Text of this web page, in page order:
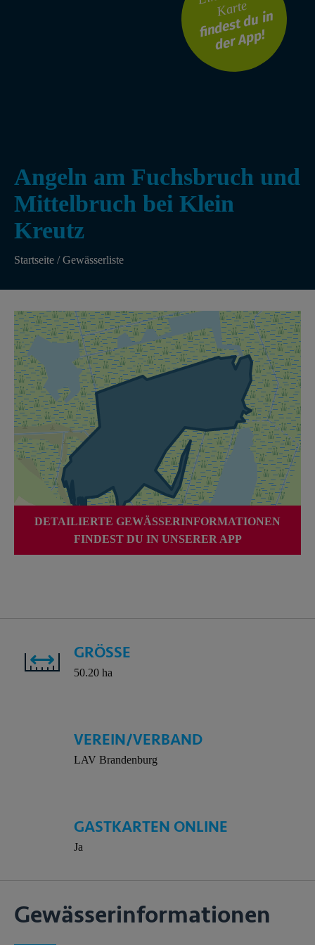
Angeln am Fuchsbruch und
Mittelbruch bei Klein
Kreutz
Startseite /Gewässerliste
Karte
findest du in
der App!
DETAILIERTE GEWÄSSERINFORMATIONEN
FINDEST DU IN UNSERER APP
GRÖSSE
50.20 ha
VEREIN/VERBAND
LAV Brandenburg
GASTKARTEN ONLINE
Ja
Gewässer­informationen